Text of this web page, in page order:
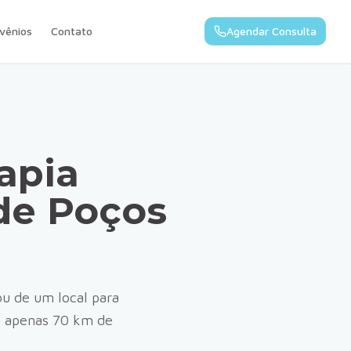
Contato Agendar Consulta
Poços
de um local para
70 km de